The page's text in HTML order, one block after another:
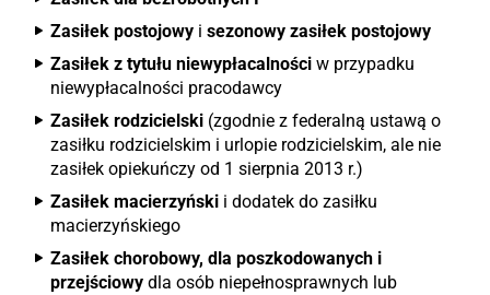
Zasiłek postojowy i sezonowy zasiłek postojowy
Zasiłek z tytułu niewypłacalności w przypadku
niewypłacalności pracodawcy
Zasiłek rodzicielski (zgodnie z federalną ustawą o
zasiłku rodzicielskim i urlopie rodzicielskim, ale nie
zasiłek opiekuńczy od 1 sierpnia 2013 r.)
Zasiłek macierzyński i dodatek do zasiłku
macierzyńskiego
Zasiłek chorobowy, dla poszkodowanych i
przejściowy dla osób niepełnosprawnych lub